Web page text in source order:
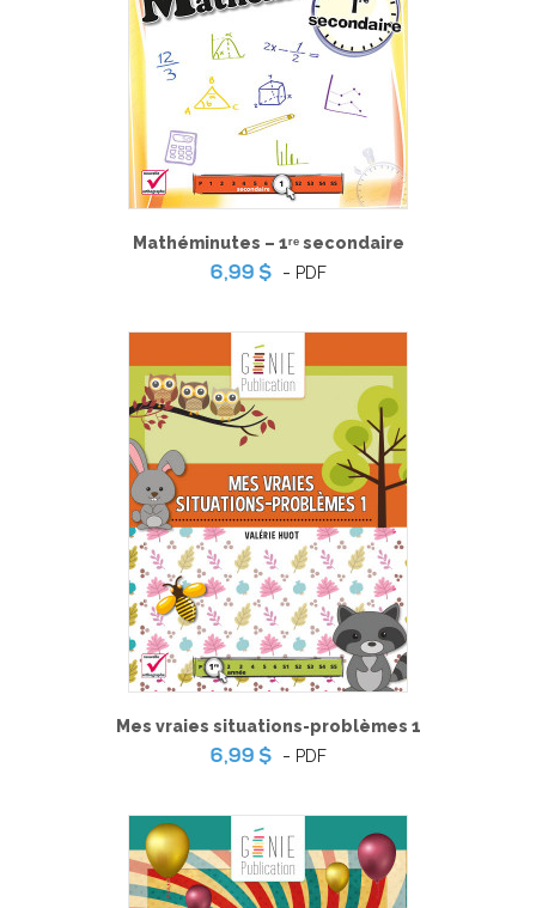
Mathéminutes – 1ʳᵉ secondaire
6,99 $
- PDF
Mes vraies situations-problèmes 1
6,99 $
- PDF